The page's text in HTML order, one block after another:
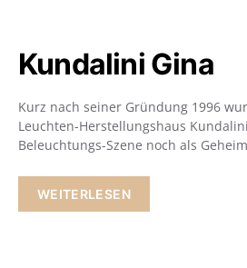
Kundalini Gina
Kurz nach seiner Gründung 1996
Leuchten-Herstellungshaus
Beleuchtungs-Szene noch als
WEITERLESEN